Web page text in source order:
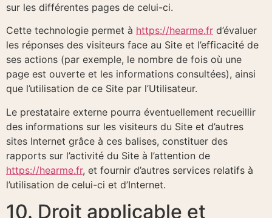
sur les différentes pages de celui-ci.
Cette technologie permet à https://hearme.fr d’évaluer
les réponses des visiteurs face au Site et l’efficacité de
ses actions (par exemple, le nombre de fois où une
page est ouverte et les informations consultées), ainsi
que l’utilisation de ce Site par l’Utilisateur.
Le prestataire externe pourra éventuellement recueillir
des informations sur les visiteurs du Site et d’autres
sites Internet grâce à ces balises, constituer des
rapports sur l’activité du Site à l’attention de
https://hearme.fr, et fournir d’autres services relatifs à
l’utilisation de celui-ci et d’Internet.
10. Droit applicable et